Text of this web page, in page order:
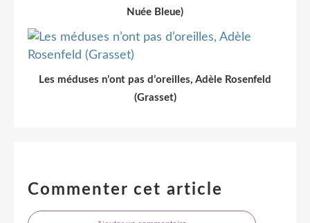
Nuée Bleue)
Les méduses n’ont pas d’oreilles, Adèle Rosenfeld
(Grasset)
Commenter cet article